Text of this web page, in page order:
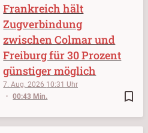
bookmark_border
7. Aug. 2026 10:31
00:43 Min.
Frankreich hält
Zugverbindung
zwischen Colmar und
Freiburg für 30 Prozent
günstiger möglich